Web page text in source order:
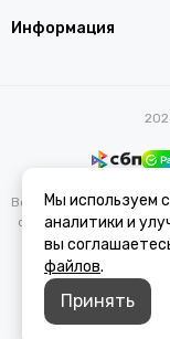
Информация
Вся представленная
стоимости товаров и
каких условиях не
положениями
Мы используем
аналитики и
вы
файлов.
Принять